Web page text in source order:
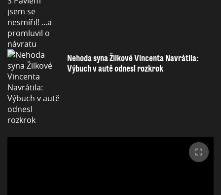
Nehoda syna Žilkové Vincenta Navrátila:
Výbuch v autě odnesl rozkrok